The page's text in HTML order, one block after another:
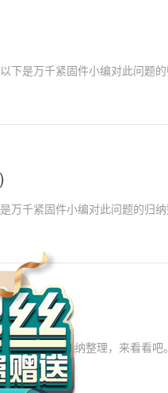
是万千紧固件小编对此问题的
万千紧固件小编对此问题的归
对此问题的归纳整理，来看看吧